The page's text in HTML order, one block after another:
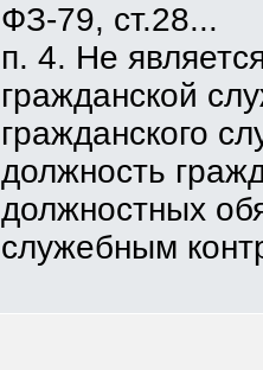
ФЗ-79, ст.28...
п. 4. Не
гражданской
гражданского
должность
должностных
служебным